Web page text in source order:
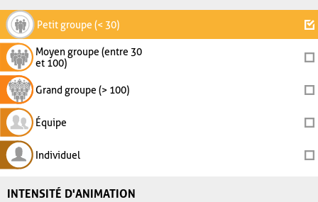
Petit groupe (< 30)
Moyen groupe (entre 30
et 100)
Grand groupe (> 100)
Équipe
Individuel
INTENSITÉ D'ANIMATION